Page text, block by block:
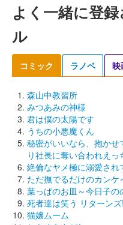
よく一緒に登
ル
コミック ラノベ 映
森山中教習所
みつあみの神様
君は僕の太陽です
うちの小悪魔くん
秘密がいいなら、抱か
り社長に奪い合われえっ
絶倫なヤメ極に溺愛され
ただ撫でるだけのカンケ
葉っぱのお皿～今日子の
死者達は笑う リターンズ!
猫嬢ムーム